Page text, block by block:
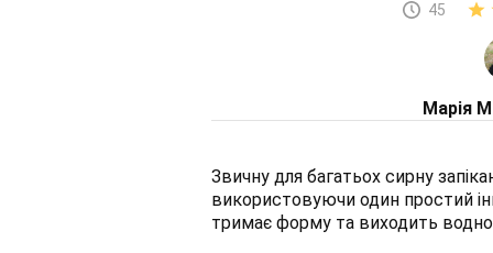
45
Марія
Звичну для багатьох сирну
використовуючи один простий
тримає форму та виходить